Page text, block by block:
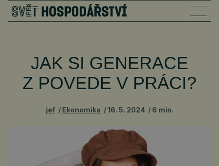
JAK SI GENERACE
Z POVEDE V PRÁCI?
jef Ekonomika 16. 5. 2024 6 min.